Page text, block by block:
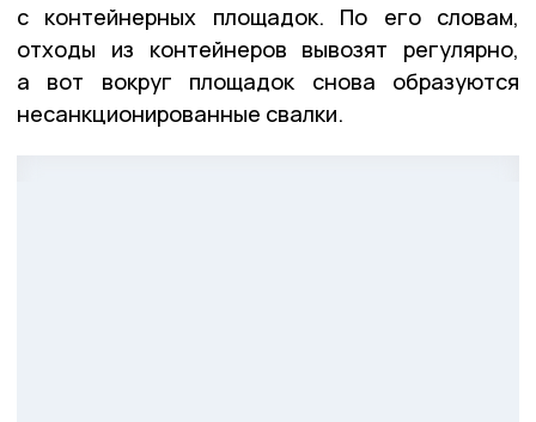
с контейнерных площадок. По его словам,
отходы из контейнеров вывозят регулярно,
а вот вокруг площадок снова образуются
несанкционированные свалки.